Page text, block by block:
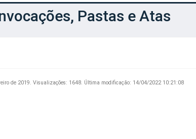
Pastas e Atas
de 2019. Visualizações: 1648. Última modificação: 14/04/2022 10:21:08